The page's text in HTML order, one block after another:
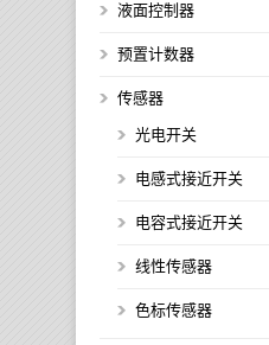
液面控制器
预置计数器
传感器
光电开关
电感式接近开关
电容式接近开关
线性传感器
色标传感器